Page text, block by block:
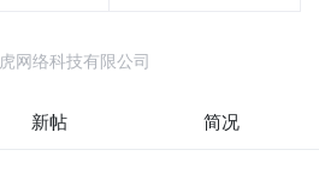
网络科技有限公司
新帖 简况